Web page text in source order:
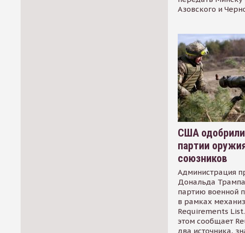
Азовского и
США
партии
союзников
Администрация
Дональда
партию военной
в рамках
Requirements
этом сообщает
два источника,